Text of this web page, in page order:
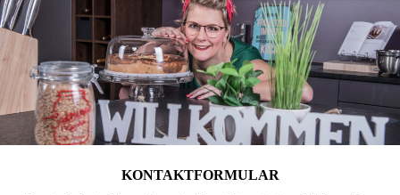
KONTAKTFORMULAR